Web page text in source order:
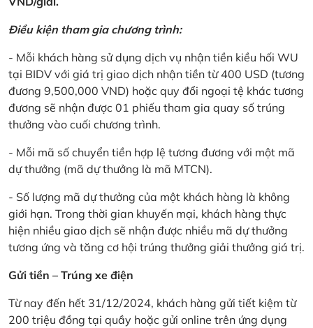
Điều kiện tham gia chương trình:
- Mỗi khách hàng sử dụng dịch vụ nhận tiền kiều hối WU
tại BIDV với giá trị giao dịch nhận tiền từ 400 USD (tương
đương 9,500,000 VND) hoặc quy đổi ngoại tệ khác tương
đương sẽ nhận được 01 phiếu tham gia quay số trúng
thưởng vào cuối chương trình.
- Mỗi mã số chuyển tiền hợp lệ tương đương với một mã
dự thưởng (mã dự thưởng là mã MTCN).
- Số lượng mã dự thưởng của một khách hàng là không
giới hạn. Trong thời gian khuyến mại, khách hàng thực
hiện nhiều giao dịch sẽ nhận được nhiều mã dự thưởng
tương ứng và tăng cơ hội trúng thưởng giải thưởng giá trị.
Gửi tiền – Trúng xe điện
Từ nay đến hết 31/12/2024, khách hàng gửi tiết kiệm từ
200 triệu đồng tại quầy hoặc gửi online trên ứng dụng